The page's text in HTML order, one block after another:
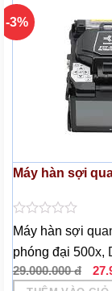
-3%
Máy hàn sợi
Được
xếp
hạng
0
5
Máy hàn sợi
phóng đại 500x,
29.000.000đ
Giá
gốc